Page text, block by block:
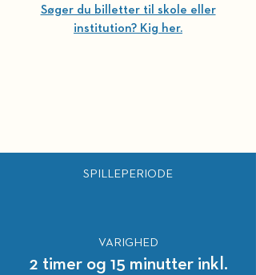
Søger du billetter til skole eller
institution? Kig her.
SPILLEPERIODE
VARIGHED
2 timer og 15 minutter inkl.